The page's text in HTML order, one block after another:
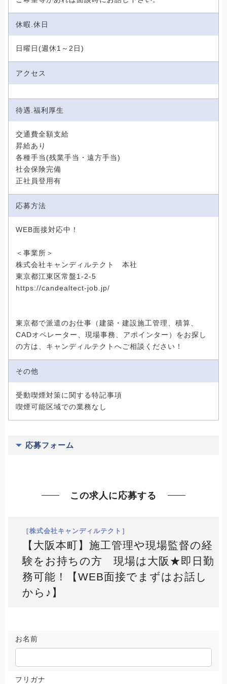
休暇.休日
日曜日(週休1～2日)
アクセス
待遇.福利厚生
交通費全額支給
昇給あり
各種手当(残業手当・遠方手当)
社会保険完備
正社員登用有
応募方法
WEB面接対応中！
＜事業所＞
株式会社キャンディルテクト 本社
東京都江東区常盤1-2-5
https://candealtect-job.jp/
東京都で派遣のお仕事（建築・建設施工管理、積算、
CADオペレーター、現場事務、アポインター）をお探し
の方は、キャンディルテクトへご相談ください！
その他
受動喫煙対策に関する特記事項
喫煙可能区域での業務なし
応募フォーム
この求人に応募する
［株式会社キャンディルテクト］
【大阪本町】施工管理や現場監督の経
験をお持ちの方 現場は大阪★即日勤
務可能！【WEB面接でまずはお話し
から♪】
お名前
フリガナ